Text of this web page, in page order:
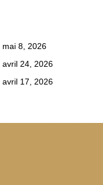
mai 8, 2026
avril 24, 2026
avril 17, 2026